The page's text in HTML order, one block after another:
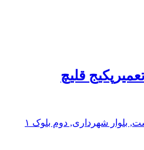
قلیچ